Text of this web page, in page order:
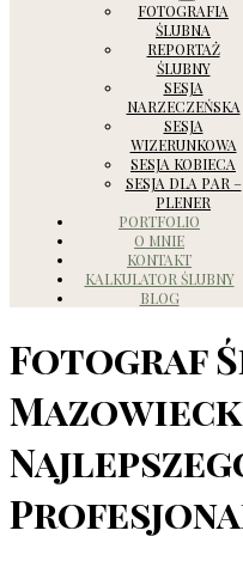
FOTOGRAFIA
ŚLUBNA
REPORTAŻ
ŚLUBNY
SESJA
NARZECZEŃSKA
SESJA
WIZERUNKOWA
SESJA KOBIECA
SESJA DLA PAR –
PLENER
PORTFOLIO
O MNIE
KONTAKT
KALKULATOR ŚLUBNY
BLOG
Fotograf